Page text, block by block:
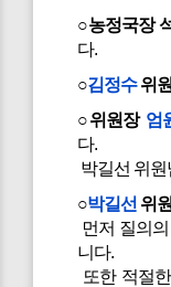
○농정국장
다.
○김정수위원
○위원장 엄
다.
박길선 위
○박길선 위원
먼저 질의
니다.
또한 적절